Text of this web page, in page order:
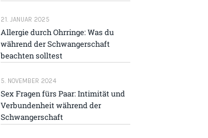
21. JANUAR 2025
Allergie durch Ohrringe: Was du
während der Schwangerschaft
beachten solltest
5. NOVEMBER 2024
Sex Fragen fürs Paar: Intimität und
Verbundenheit während der
Schwangerschaft